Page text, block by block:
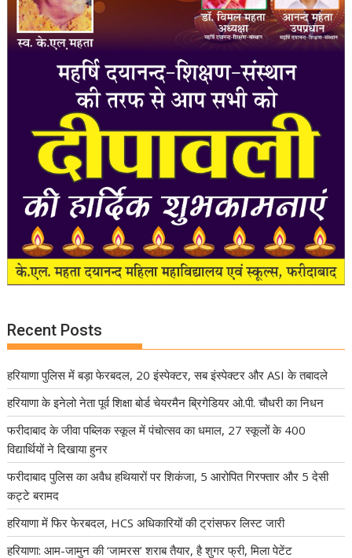
Recent Posts
हरियाणा पुलिस में बड़ा फेरबदल, 20 इंस्पेक्टर, सब इंस्पेक्टर और ASI के तबादले
हरियाणा के इनेलो नेता पूर्व शिक्षा बोर्ड चेयरमैन ब्रिगेडियर ओ.पी. चौधरी का निधन
फरीदाबाद के जीवा पब्लिक स्कूल में पंचोत्सव का धमाल, 27 स्कूलों के 400
विद्यार्थियों ने दिखाया हुनर
फरीदाबाद पुलिस का अवैध हथियारों पर शिकंजा, 5 आरोपित गिरफ्तार और 5 देसी
कट्टे बरामद
हरियाणा में फिर फेरबदल, HCS अधिकारियों की ट्रांसफर लिस्ट जारी
हरियाणा: आम-जामुन की ‘जामरस’ शराब तैयार, है शुगर फ्री, मिला पेटेंट